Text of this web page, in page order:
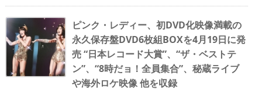
ピンク・レディー、初DVD化映像満載の
永久保存盤DVD6枚組BOXを4月19日に発
売 “日本レコード大賞”、“ザ・ベストテ
ン”、“8時だョ！全員集合”、秘蔵ライブ
や海外ロケ映像 他を収録